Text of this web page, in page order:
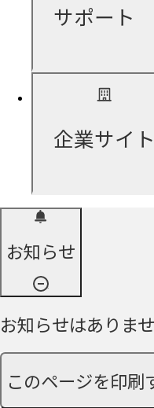
サポート
企業サイト
お知らせ
お知らせはありま
このページを印刷